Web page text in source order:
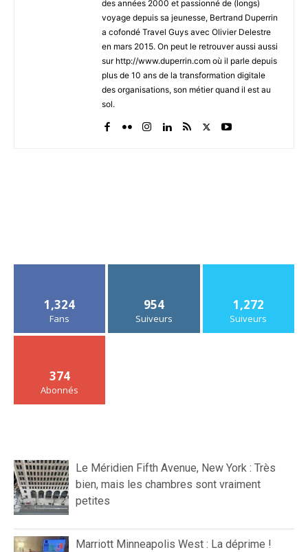
des années 2000 et passionné de (longs)
voyage depuis sa jeunesse, Bertrand Duperrin
a cofondé Travel Guys avec Olivier Delestre
en mars 2015. On peut le retrouver aussi aussi
sur http://www.duperrin.com où il parle depuis
plus de 10 ans de la transformation digitale
des organisations, son métier quand il est au
sol.
1,324
Fans
954
Suiveurs
1,272
Suiveurs
374
Abonnés
Le Méridien Fifth Avenue, New York : Très
bien, mais les chambres sont vraiment
petites
Marriott Minneapolis West : La déprime !